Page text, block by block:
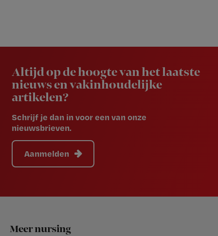
Altijd op de hoogte van het laatste
nieuws en vakinhoudelijke
artikelen?
Schrijf je dan in voor een van onze
nieuwsbrieven.
Aanmelden
Footer
Meer nursing